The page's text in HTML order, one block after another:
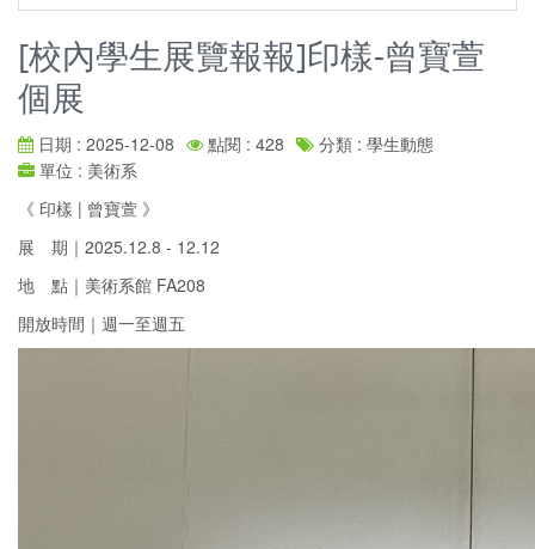
[校內學生展覽報報]印樣-曾寶萱
個展
日期 : 2025-12-08 點閱 : 428
分類 : 學生動態
單位 : 美術系
《 印樣 | 曾寶萱 》
展 期｜2025.12.8 - 12.12
地 點｜美術系館 FA208
開放時間｜週一至週五